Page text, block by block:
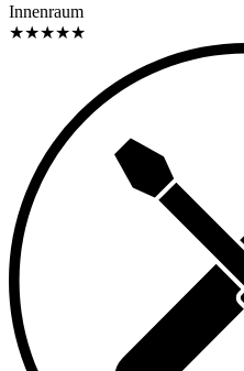
Innenraum
★★★★★